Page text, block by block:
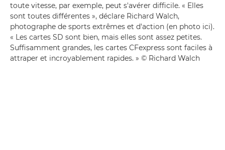
toute vitesse, par exemple, peut s'avérer difficile. « Elles
sont toutes différentes », déclare Richard Walch,
photographe de sports extrêmes et d'action (en photo ici).
« Les cartes SD sont bien, mais elles sont assez petites.
Suffisamment grandes, les cartes CFexpress sont faciles à
attraper et incroyablement rapides. » © Richard Walch